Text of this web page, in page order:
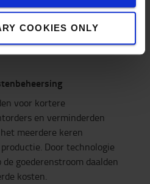
COOKIES ONLY
voor kortere
en verminderden
meerdere keren
Door technologie
goederenstroom daalden
kosten.